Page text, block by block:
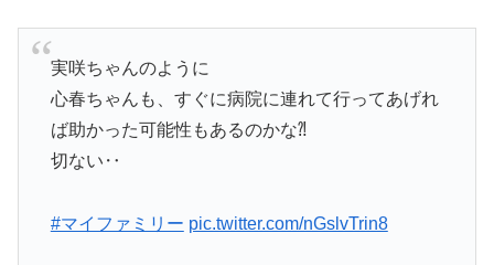
実咲ちゃんのように
心春ちゃんも、すぐに病院に連れて行ってあげれ
ば助かった可能性もあるのかな⁈
切ない‥
#マイファミリー pic.twitter.com/nGslvTrin8